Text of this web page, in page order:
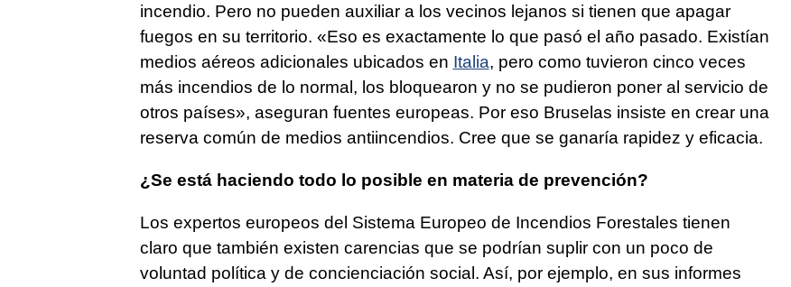
incendio. Pero no pueden auxiliar a los vecinos lejanos si tienen que apagar
fuegos en su territorio. «Eso es exactamente lo que pasó el año pasado. Existían
medios aéreos adicionales ubicados en Italia, pero como tuvieron cinco veces
más incendios de lo normal, los bloquearon y no se pudieron poner al servicio de
otros países», aseguran fuentes europeas. Por eso Bruselas insiste en crear una
reserva común de medios antiincendios. Cree que se ganaría rapidez y eficacia.
¿Se está haciendo todo lo posible en materia de prevención?
Los expertos europeos del Sistema Europeo de Incendios Forestales tienen
claro que también existen carencias que se podrían suplir con un poco de
voluntad política y de concienciación social. Así, por ejemplo, en sus informes